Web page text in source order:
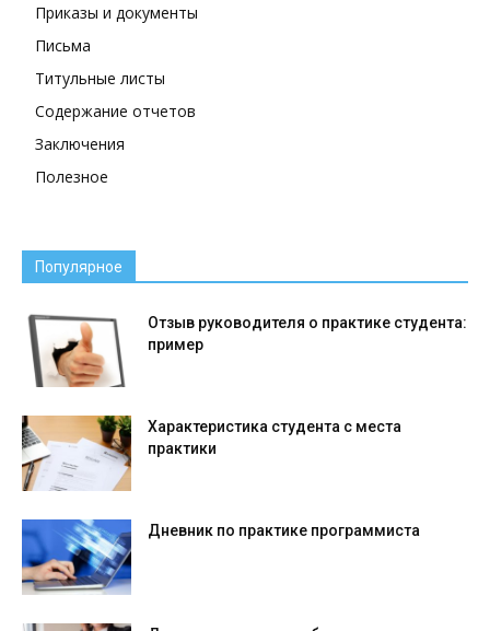
Приказы и документы
Письма
Титульные листы
Содержание отчетов
Заключения
Полезное
Популярное
Отзыв руководителя о практике студента:
пример
Характеристика студента с места
практики
Дневник по практике программиста